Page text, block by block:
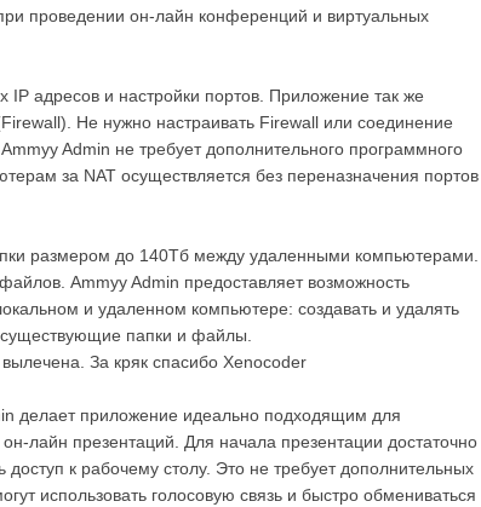
проведении он-лайн конференций и виртуальных
адресов и настройки портов. Приложение так же
Не нужно настраивать Firewall или соединение
Admin не требует дополнительного программного
за NAT осуществляется без переназначения портов
размером до 140Тб между удаленными компьютерами.
Ammyy Admin предоставляет возможность
и удаленном компьютере: создавать и удалять
папки и файлы.
За кряк спасибо Xenocoder
делает приложение идеально подходящим для
лайн презентаций. Для начала презентации достаточно
доступ к рабочему столу. Это не требует дополнительных
использовать голосовую связь и быстро обмениваться